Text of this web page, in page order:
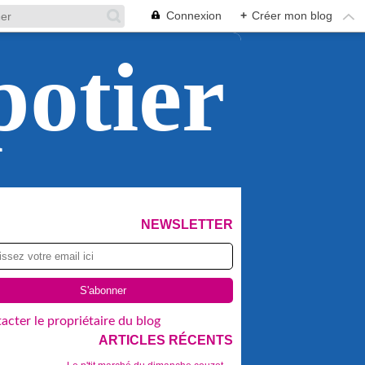
Connexion + Créer mon blog
NEWSLETTER
le propriétaire du blog
ARTICLES RÉCENTS